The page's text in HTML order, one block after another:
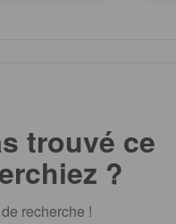
trouvé ce
?
recherche !